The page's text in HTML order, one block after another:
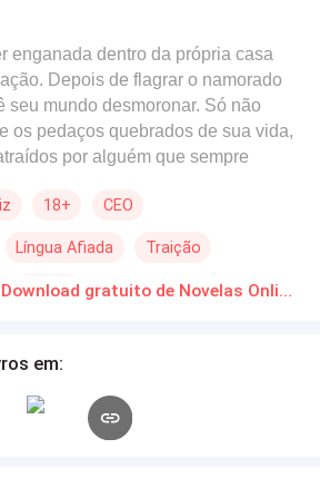
enganada dentro da própria casa
Depois de flagrar o namorado
seu mundo desmoronar. Só não
os pedaços quebrados de sua vida,
por alguém que sempre
de uma presença arrebatadora - e
impecável. Mas agora, há algo
Algo quente. Algo proibido. E
com um homem mais velho, mais
é justamente o que ele nunca
proibido sempre foi o mais tentador.
18+ CEO
Língua Afiada Traição
Erótico Proibidamente Sua Download gratuito de Novelas Online em PDF
em: